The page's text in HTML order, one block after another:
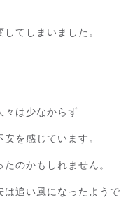
てしまいました。
々は少なからず
を感じています。
のかもしれません。
は追い風になったようで